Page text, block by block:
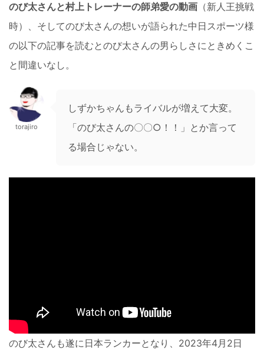
のび太さんと村上トレーナーの師弟愛の動画 （新人王挑戦
時）、そしてのび太さんの想いが語られた中日スポーツ様
の以下の記事を読むとのび太さんの男らしさにときめくこ
と間違いなし。
torajiro
しずかちゃんもライバルが増えて大変。
「のび太さんの〇〇○！！」とか言って
る場合じゃない。
のび太さんも遂に日本ランカーとなり、2023年4月2日